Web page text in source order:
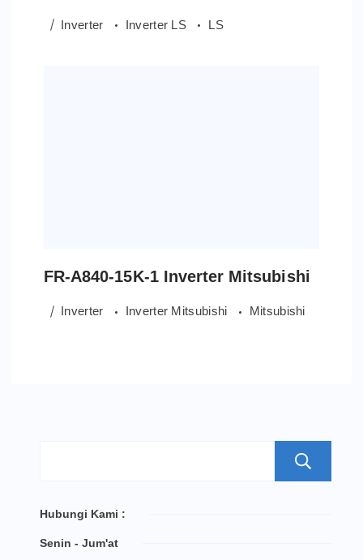
Inverter Inverter LS LS
FR-A840-15K-1 Inverter Mitsubishi
Inverter Inverter Mitsubishi Mitsubishi
Hubungi Kami :
Senin - Jum'at